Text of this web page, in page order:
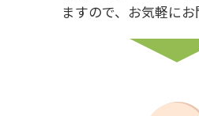
ますので、お気軽にお